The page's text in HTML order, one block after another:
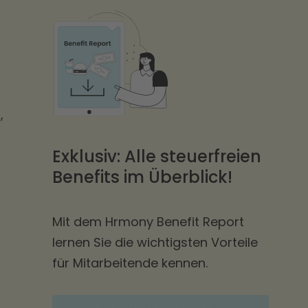
Exklusiv: Alle steuerfreien
Benefits im Überblick!
Mit dem Hrmony Benefit Report
lernen Sie die wichtigsten Vorteile
für Mitarbeitende kennen.